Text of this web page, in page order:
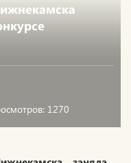
1270